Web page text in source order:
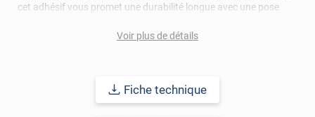
cet adhésif vous promet une durabilité longue avec une pose
Voir plus de détails
Fiche technique